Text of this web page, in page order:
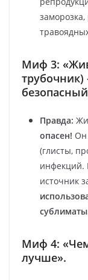
Миф 3:
Правда:
опасен! Он
(глисты,
инфекций.
источник
Миф 4:
лучше».